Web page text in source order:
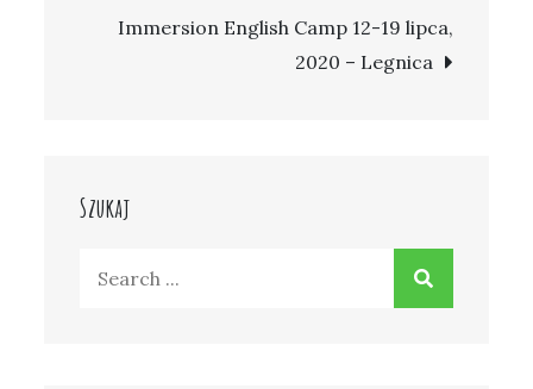
navigation
Immersion English Camp 12-19 lipca,
2020 – Legnica
Szukaj